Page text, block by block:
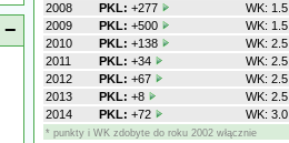
−
2008
PKL: +277
WK: 1.5
2009
PKL: +500
WK: 1.5
2010
PKL: +138
WK: 2.5
2011
PKL: +34
WK: 2.5
2012
PKL: +67
WK: 2.5
2013
PKL: +8
WK: 2.5
2014
PKL: +72 WK: 3.0
* punkty i WK zdobyte do roku 2002 włącznie